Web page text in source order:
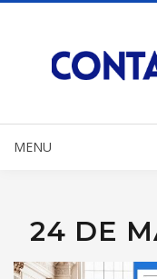
MENU
24 DE